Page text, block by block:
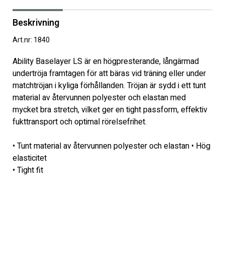
Beskrivning
Art.nr: 1840
Ability Baselayer LS är en högpresterande, långärmad
undertröja framtagen för att bäras vid träning eller under
matchtröjan i kyliga förhållanden. Tröjan är sydd i ett tunt
material av återvunnen polyester och elastan med
mycket bra stretch, vilket ger en tight passform, effektiv
fukttransport och optimal rörelsefrihet.
• Tunt material av återvunnen polyester och elastan • Hög
elasticitet
• Tight fit